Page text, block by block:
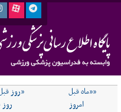
««ماه قبل
«روز
امروز